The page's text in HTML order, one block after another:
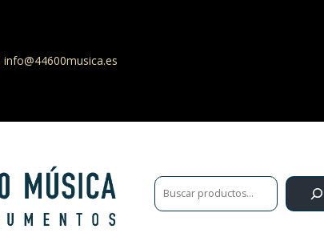
info@44600musica.es